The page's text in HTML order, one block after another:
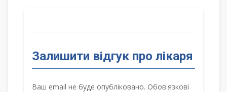
Залишити відгук про лікаря
Ваш email не буде опубліковано. Обов'язкові